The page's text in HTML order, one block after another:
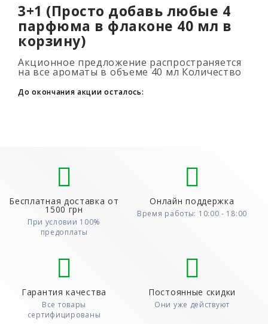
3+1 (Просто добавь любые 4
парфюма в флаконе 40 мл в
корзину)
Акционное предложение распространяется
на все ароматы в объеме 40 мл Количество
подарочных духов не ограниченно (3+1, 6+2,
9+3) Для того, что бы воспользовать..
До окончания акции осталось:
Бесплатная доставка от
1500 грн
При условии 100%
предоплаты
Онлайн поддержка
Время работы: 10:00 - 18:00
Гарантия качества
Все товары
сертифицированы
Постоянные скидки
Они уже действуют